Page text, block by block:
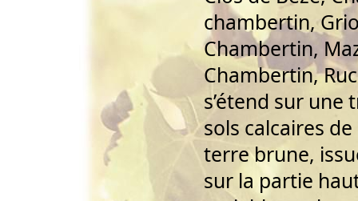
chambertin,
Chambertin,
Chambertin,
s’étend sur une
sols calcaires
terre brune,
sur la partie